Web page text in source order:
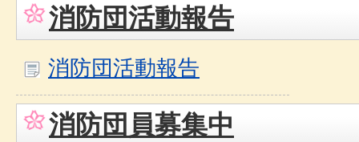
消防団活動報告
消防団活動報告
消防団員募集中